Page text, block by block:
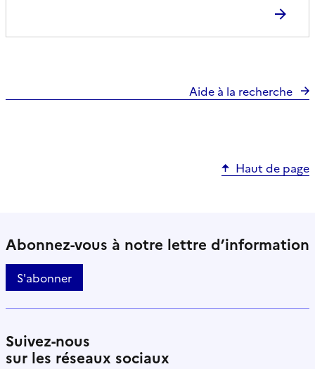
Aide à la recherche
Haut de page
Abonnez-vous à notre lettre d’information
S'abonner
Suivez-nous
sur les réseaux sociaux